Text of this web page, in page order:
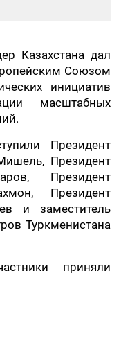
Казахстана дал
Союзом
инициатив
масштабных
Президент
Президент
Президент
Президент
и заместитель
Туркменистана
приняли